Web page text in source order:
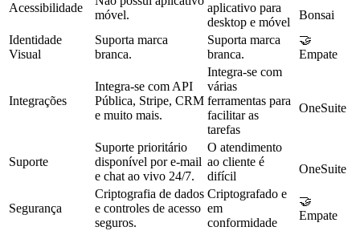
Acessibilidade
móvel.
aplicativo para
desktop e móvel
Bonsai
Identidade
Visual
Suporta marca
branca.
Suporta marca
branca.
🤝
Empate
Integrações
Integra-se com API
Pública, Stripe, CRM
e muito mais.
Integra-se com
várias
ferramentas para
facilitar as
tarefas
OneSuite
Suporte
Suporte prioritário
disponível por e-mail
e chat ao vivo 24/7.
O atendimento
ao cliente é
difícil
OneSuite
Segurança
Criptografia de dados
e controles de acesso
seguros.
Criptografado e
em
conformidade
🤝
Empate